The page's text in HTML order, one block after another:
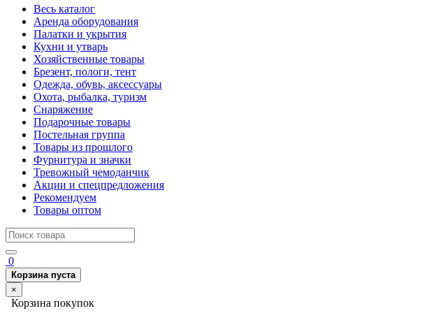
Весь каталог
Аренда оборудования
Палатки и укрытия
Кухни и утварь
Хозяйственные товары
Брезент, пологи, тент
Одежда, обувь, аксессуары
Охота, рыбалка, туризм
Снаряжение
Подарочные товары
Постельная группа
Товары из прошлого
Фурнитура и значки
Тревожный чемоданчик
Акции и спецпредложения
Рекомендуем
Товары оптом
0
Корзина пуста
×
Корзина покупок